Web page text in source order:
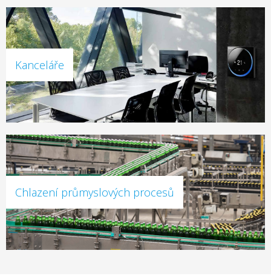
Kanceláře
Chlazení průmyslových procesů